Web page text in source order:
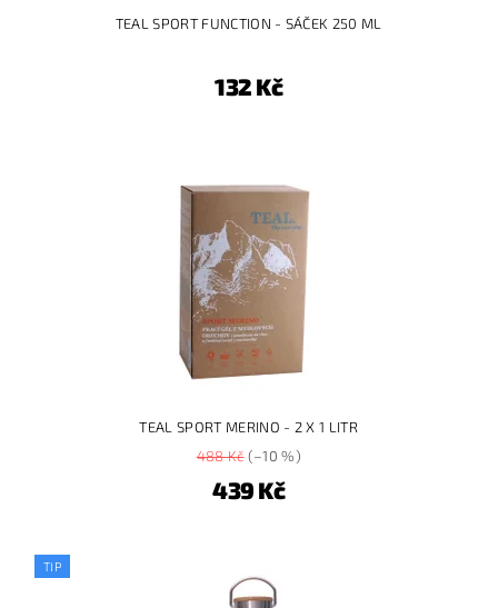
TEAL SPORT FUNCTION - SÁČEK 250 ML
132 Kč
TEAL SPORT MERINO - 2 X 1 LITR
488 Kč(–10 %)
439 Kč
TIP